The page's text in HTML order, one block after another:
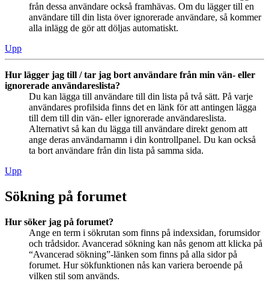
från dessa användare också framhävas. Om du lägger till en
användare till din lista över ignorerade användare, så kommer
alla inlägg de gör att döljas automatiskt.
Upp
Hur lägger jag till / tar jag bort användare från min vän- eller
ignorerade användareslista?
Du kan lägga till användare till din lista på två sätt. På varje
användares profilsida finns det en länk för att antingen lägga
till dem till din vän- eller ignorerade användareslista.
Alternativt så kan du lägga till användare direkt genom att
ange deras användarnamn i din kontrollpanel. Du kan också
ta bort användare från din lista på samma sida.
Upp
Sökning på forumet
Hur söker jag på forumet?
Ange en term i sökrutan som finns på indexsidan, forumsidor
och trådsidor. Avancerad sökning kan nås genom att klicka på
“Avancerad sökning”-länken som finns på alla sidor på
forumet. Hur sökfunktionen nås kan variera beroende på
vilken stil som används.